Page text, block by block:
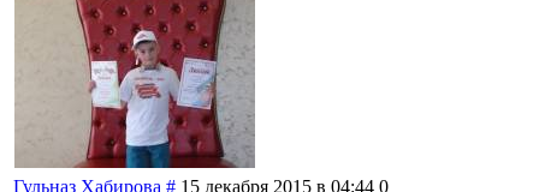
Гульназ Хабирова # 15 декабря 2015 в 04:44 0